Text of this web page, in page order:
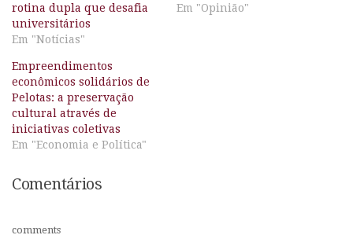
rotina dupla que desafia
universitários
Em "Notícias"
Em "Opinião"
Empreendimentos
econômicos solidários de
Pelotas: a preservação
cultural através de
iniciativas coletivas
Em "Economia e Política"
Comentários
comments